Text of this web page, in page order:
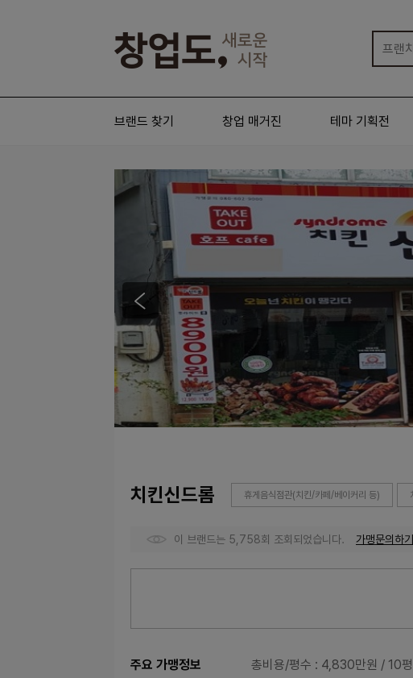
브랜드 찾기 창업 매거진 테마 기획전
치킨신드롬 휴게음식점관(치킨/카페/베이커리 등)
이 브랜드는 5,758회 조회되었습니다. 가맹문의하기
주요 가맹정보 총비용/평수 : 4,830만원 / 10